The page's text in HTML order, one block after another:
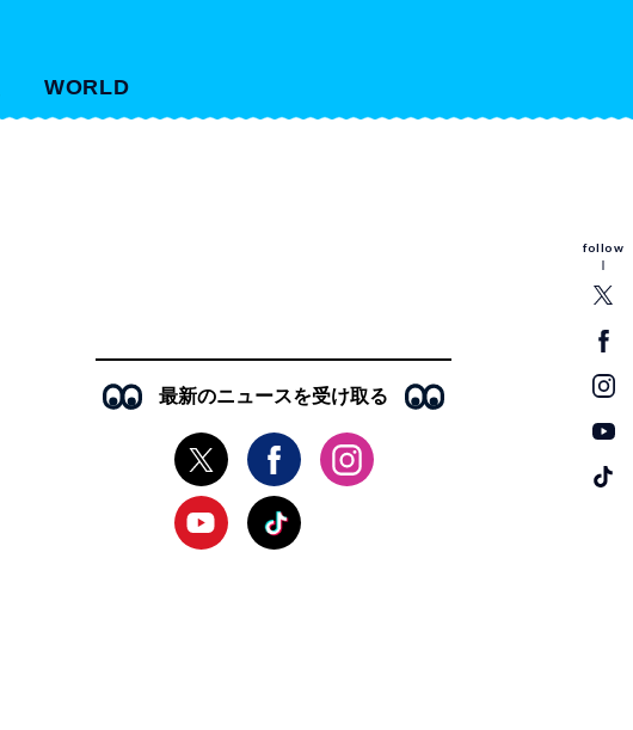
WORLD
follow
最新のニュースを受け取る